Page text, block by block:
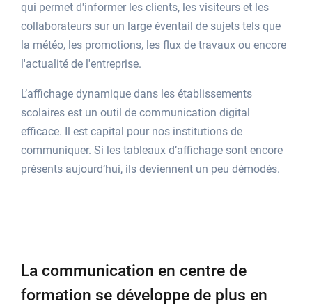
qui permet d'informer les clients, les visiteurs et les
collaborateurs sur un large éventail de sujets tels que
la météo, les promotions, les flux de travaux ou encore
l'actualité de l'entreprise.
L’affichage dynamique dans les établissements
scolaires est un outil de communication digital
efficace. Il est capital pour nos institutions de
communiquer. Si les tableaux d’affichage sont encore
présents aujourd’hui, ils deviennent un peu démodés.
La communication en centre de
formation se développe de plus en